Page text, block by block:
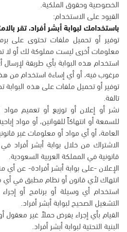
الخصوصية وحقوق الملكية.
القيود على الاستخدام:
باستخدامك لبوابة أبشر أفراد، تقر
توفير أو تحميل ملفات تحتوى على
معلومات أخرى ليست مملوكة لك أو لا
استخدام هذه البوابة بأي طريقة لإرسال
مرغوب فيه، أو أي إساءة استخدام من هذا
توفير أو تحميل ملفات على هذه البوابة
تالفة.
نشر أو إعلان أو توزيع أو تعميم
للسمعة أو انتهاكاً للقوانين، أو مواد
العامة، أو أي مواد أو معلومات غير
الاشتراك من خلال بوابة أبشر أفراد
قانونية في المملكة العربية السعودية.
الإعلان -على بوابة أبشر أفرادة- عن
انتهاك لأي قانون أو نظام مطبق في أي
استخدام أي وسيلة أو برنامج أو
التشغيل الصحيح لبوابة أبشر أفراد.
القيام بأي إجراء يفرض حملاً غير معقول
البنية التحتية لبوابة أبشر أفراد.